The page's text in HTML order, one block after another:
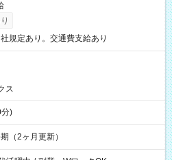
規定あり。交通費支給あり
ス
)
（2ヶ月更新）